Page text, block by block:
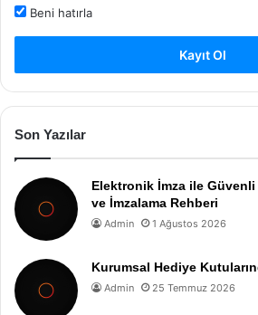
Beni hatırla
Kayıt Ol
Son Yazılar
Elektronik İmza ile
ve İmzalama Rehberi
Admin 1 Ağustos 2026
Kurumsal Hediye
Admin 25 Temmuz 2026